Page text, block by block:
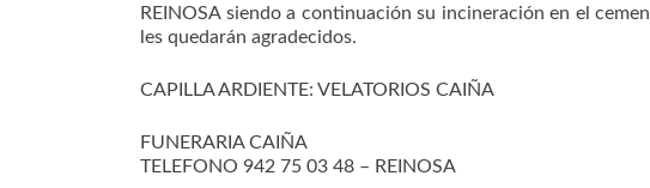
REINOSA siendo a continuación su incineración en el
les quedarán agradecidos.
CAPILLA ARDIENTE: VELATORIOS CAIÑA
FUNERARIA CAIÑA
TELEFONO 942 75 03 48 – REINOSA